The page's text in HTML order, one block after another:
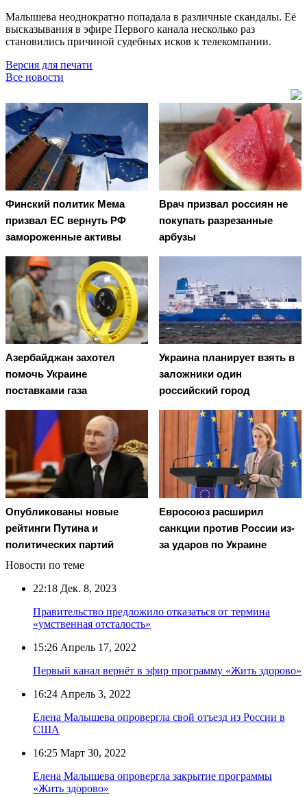
Малышева неоднократно попадала в различные скандалы. Её
высказывания в эфире Первого канала несколько раз
становились причиной судебных исков к телекомпании.
Версия для печати
Все новости
Финский политик Мема
призвал ЕС вернуть РФ
замороженные активы
Врач призвал россиян не
покупать разрезанные
арбузы
Азербайджан захотел
помочь Украине
поставками газа
Украина планирует взять в
заложники один
российский город
Опубликованы новые
рейтинги Путина и
политических партий
Евросоюз расширил
санкции против России из-
за ударов по Украине
Новости по теме
22:18 Дек. 8, 2023
Правительство предложило отказаться от термина
«умственная отсталость»
15:26 Апрель 17, 2022
Первый канал вернёт в эфир программу «Жить здорово»
16:24 Апрель 3, 2022
Елена Малышева опровергла свой отъезд из России в
США
16:25 Март 30, 2022
Елена Малышева опровергла закрытие программы
«Жить здорово»